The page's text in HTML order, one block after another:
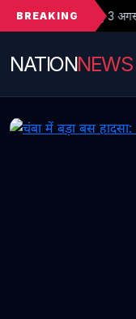
BREAKING
3 अगस्त को होगी अगली सुनवाई
NATIONNEWS